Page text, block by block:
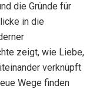
die Gründe für
in die
zeigt, wie Liebe,
verknüpft
Wege finden